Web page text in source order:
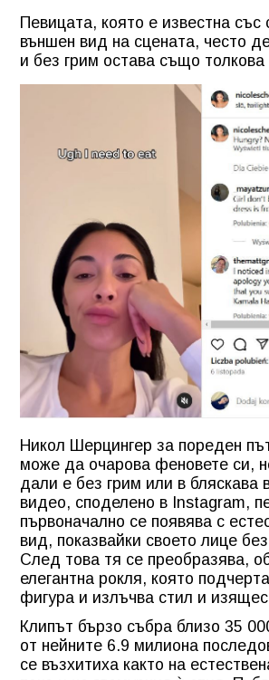
Певицата, която е известна със
външен вид на сцената, често
и без грим остава също
Никол Шерцингер за пореден
може да очарова феновете си,
дали е без грим или в бляскава
видео, споделено в Instagram,
първоначално се появява с
вид, показвайки своето лице
След това тя се преобразява,
елегантна рокля, която
фигура и излъчва стил и
Клипът бързо събра близо 35
от нейните 6.9 милиона
се възхитиха както на